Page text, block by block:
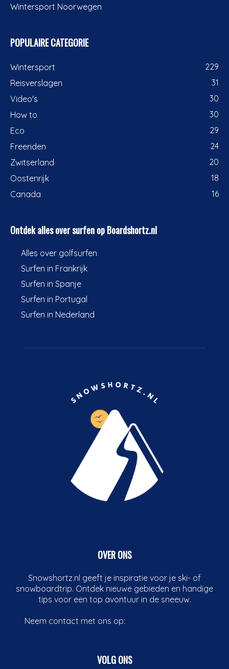
Wintersport Noorwegen
POPULAIRE CATEGORIE
Wintersport
229
Reisverslagen
31
Video's
30
How to
30
Eco
29
Freeriden
24
Zwitserland
20
Oostenrijk
18
Canada
16
Ontdek alles over surfen op Boardshortz.nl
Alles over golfsurfen
Surfen in Frankrijk
Surfen in Spanje
Surfen in Portugal
Surfen in Nederland
OVER ONS
Snowshortz.nl geeft je inspiratie voor je ski- of
snowboardtrip. Ontdek nieuwe gebieden en handige
tips voor een top avontuur in de sneeuw.
Neem contact met ons op:
VOLG ONS